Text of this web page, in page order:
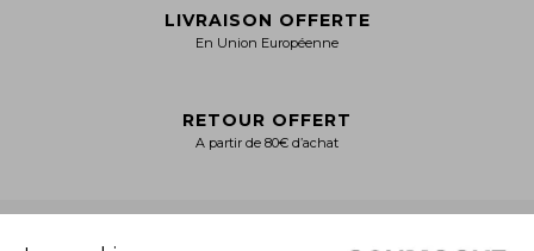
LIVRAISON OFFERTE
En Union Européenne
RETOUR OFFERT
A partir de 80€ d’achat